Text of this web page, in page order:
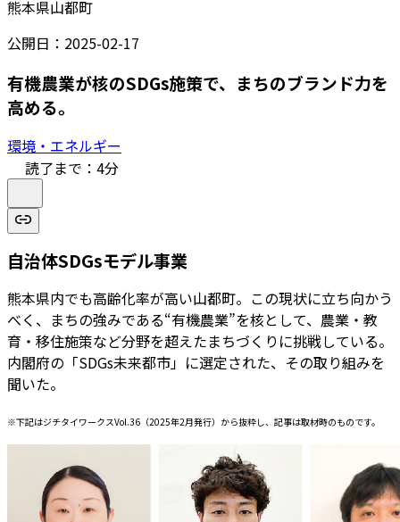
熊本県山都町
公開日： 2025-02-17
有機農業が核のSDGs施策で、まちのブランド力を
高める。
環境・エネルギー
読了まで： 4分
自治体SDGsモデル事業
熊本県内でも高齢化率が高い山都町。この現状に立ち向かう
べく、まちの強みである“有機農業”を核として、農業・教
育・移住施策など分野を超えたまちづくりに挑戦している。
内閣府の「SDGs未来都市」に選定された、その取り組みを
聞いた。
※下記はジチタイワークスVol.36（2025年2月発行）から抜粋し、記事は取材時のものです。